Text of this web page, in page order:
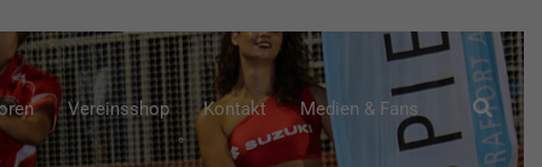
Vereinsshop Kontakt Medien & Fans Suche